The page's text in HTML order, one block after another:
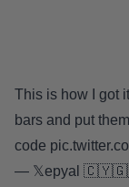
This is how I got
bars and put
code
— 𝕏epyal